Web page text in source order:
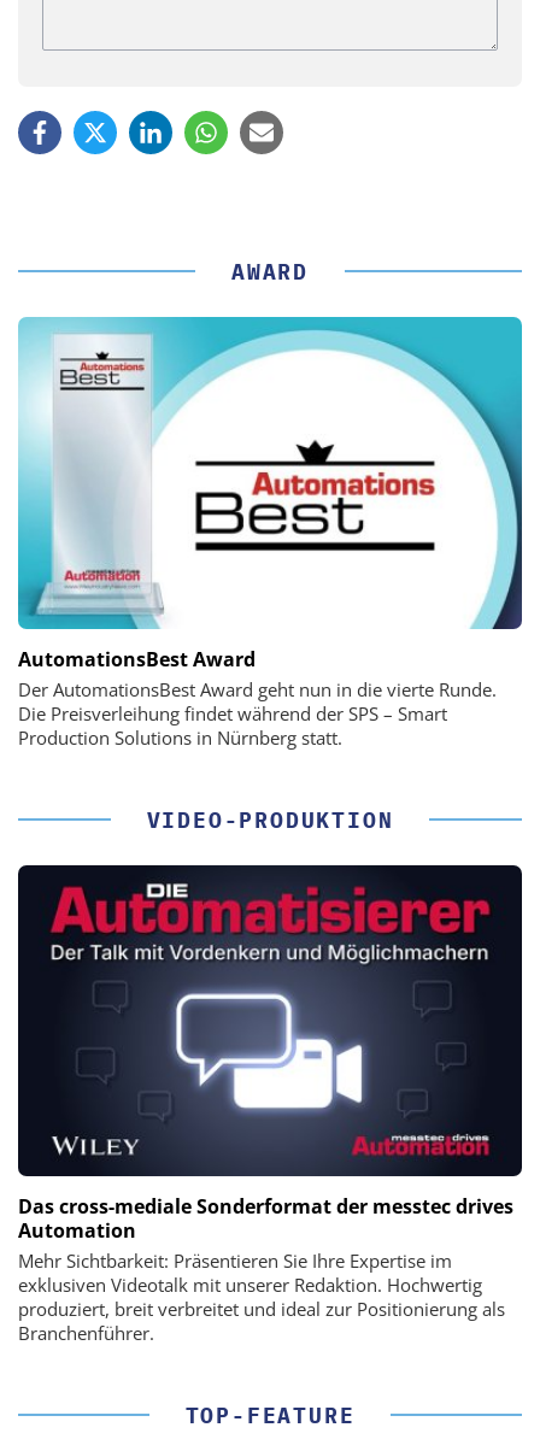
AWARD
AutomationsBest Award
Der AutomationsBest Award geht nun in die vierte Runde.
Die Preisverleihung findet während der SPS – Smart
Production Solutions in Nürnberg statt.
VIDEO-PRODUKTION
Das cross-mediale Sonderformat der messtec drives
Automation
Mehr Sichtbarkeit: Präsentieren Sie Ihre Expertise im
exklusiven Videotalk mit unserer Redaktion. Hochwertig
produziert, breit verbreitet und ideal zur Positionierung als
Branchenführer.
TOP-FEATURE